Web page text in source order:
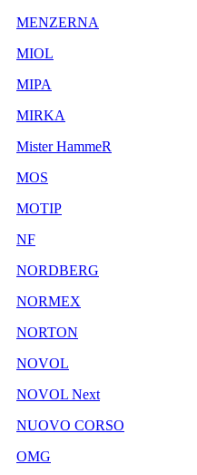
MENZERNA
MIOL
MIPA
MIRKA
Mister HammeR
MOS
MOTIP
NF
NORDBERG
NORMEX
NORTON
NOVOL
NOVOL Next
NUOVO CORSO
OMG